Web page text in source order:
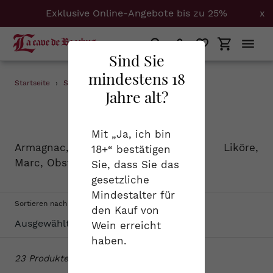
Sind Sie
mindestens 18
Jahre alt?
Mit „Ja, ich bin
18+“ bestätigen
Sie, dass Sie das
gesetzliche
Mindestalter für
den Kauf von
Wein erreicht
haben.
Direkt
Exklusive Online-Angebote bis zu 25% x
Einloggen
Startseite › Spirituosen › Elsass + Savoyen
a
m
m
u
n
Spirituosen
Armagnac, Cognac, Calvados, Liköre,
Marc, Obstbrand...
Sortieren nach
23 Produkte